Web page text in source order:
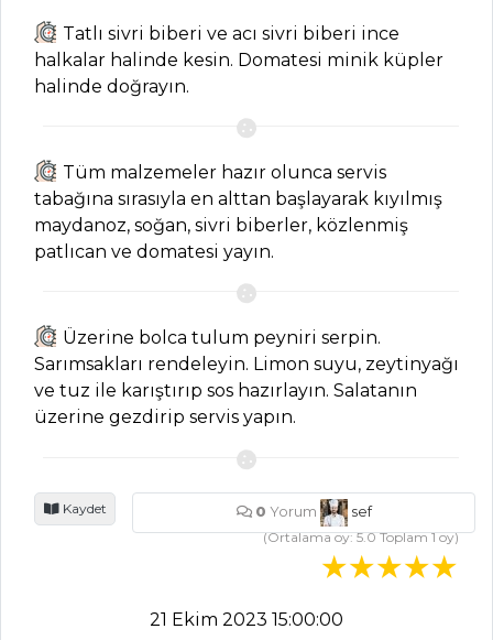
YEMEKLERI
Ekşili Patlıcan
Nasıl Yapılır?
Bulgurlu Kuru
Dolma Tarifi, Nasıl
Yapılır?
Tüm Tarifleri
MASTERCHEF
Tavuk Tarifi, Nasıl
Yapılır?
Yapılır?
Tatlı sivri biberi ve acı sivri biberi ince
halkalar halinde kesin. Domatesi minik küpler
halinde doğrayın.
Tüm malzemeler hazır olunca servis
tabağına sırasıyla en alttan başlayarak kıyılmış
maydanoz, soğan, sivri biberler, közlenmiş
patlıcan ve domatesi yayın.
Üzerine bolca tulum peyniri serpin.
Sarımsakları rendeleyin. Limon suyu, zeytinyağı
ve tuz ile karıştırıp sos hazırlayın. Salatanın
üzerine gezdirip servis yapın.
Kaydet 0 Yorum
sef
(Ortalama oy:5.0Toplam1oy)
21 Ekim 2023 15:00:00